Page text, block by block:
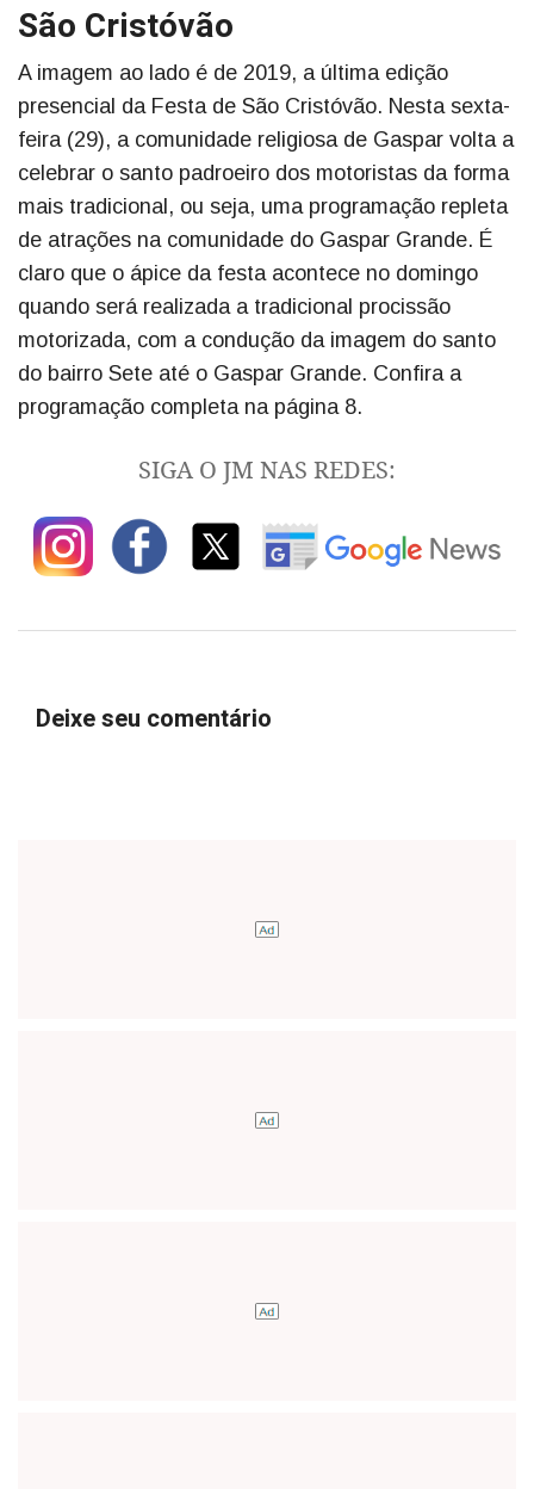
São Cristóvão
A imagem ao lado é de 2019, a última edição
presencial da Festa de São Cristóvão. Nesta sexta-
feira (29), a comunidade religiosa de Gaspar volta a
celebrar o santo padroeiro dos motoristas da forma
mais tradicional, ou seja, uma programação repleta
de atrações na comunidade do Gaspar Grande. É
claro que o ápice da festa acontece no domingo
quando será realizada a tradicional procissão
motorizada, com a condução da imagem do santo
do bairro Sete até o Gaspar Grande. Confira a
programação completa na página 8.
SIGA O JM NAS REDES:
Deixe seu comentário